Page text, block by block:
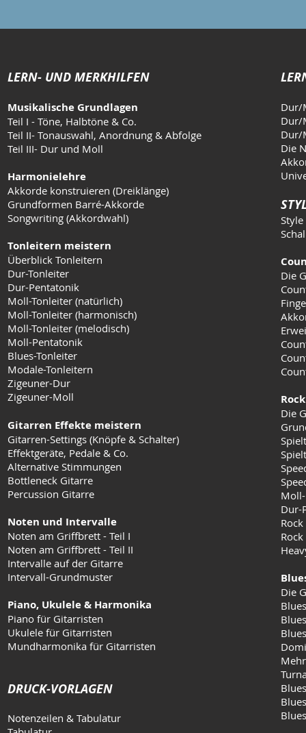
LERN- UND MERKHILFEN
Musikalische Grundlagen
Teil I - Töne, Halbtöne & Co.
Teil II- Tonauswahl, Anordnung & Abfolge
Teil III- Dur und Moll
Harmonielehre
Akkorde konstruieren (Dreiklänge)
Grundformen Barré-Akkorde
Songwriting (Akkordwahl)
Tonleitern meistern
Überblick Tonleitern
Dur-Tonleiter
Dur-Pentatonik
Moll-Tonleiter (natürlich)
Moll-Tonleiter (harmonisch)
Moll-Tonleiter (melodisch)
Moll-Pentatonik
Blues-Tonleiter
Modale-Tonleitern
Zigeuner-Dur
Zigeuner-Moll
Gitarren Effekte meistern
Gitarren-Settings (Knöpfe & Schalter)
Effektgeräte, Pedale & Co.
Alternative Stimmungen
Bottleneck Gitarre
Percussion Gitarre
Noten und Intervalle
Noten am Griffbrett - Teil I
Noten am Griffbrett - Teil II
Intervalle auf der Gitarre
Intervall-Grundmuster
Piano, Ukulele & Harmonika
Piano für Gitarristen
Ukulele für Gitarristen
Mundharmonika für Gitarristen
DRUCK-VORLAGEN
Notenzeilen & Tabulatur
Dur/
Dur/
Dur/
Die
Die
Die
Dur-
Die